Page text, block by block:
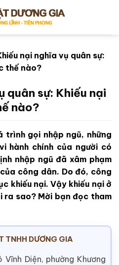
nại nghĩa vụ quân sự:
thế nào?
quân sự: Khiếu nại
nào?
gọi nhập ngũ, những
hành chính của người có
nhập ngũ đã xâm phạm
công dân. Do đó, công
khiếu nại. Vậy khiếu nại ở
ra sao? Mời bạn đọc tham
TNHH DƯƠNG GIA
Vĩnh Diện, phường Khương